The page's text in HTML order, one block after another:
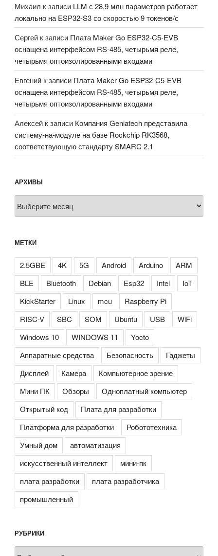
Михаил к записи LLM с 28,9 млн параметров работает
локально на ESP32-S3 со скоростью 9 токенов/с
Сергей к записи Плата Maker Go ESP32-C5-EVB
оснащена интерфейсом RS-485, четырьмя реле,
четырьмя оптоизолированными входами
Евгений к записи Плата Maker Go ESP32-C5-EVB
оснащена интерфейсом RS-485, четырьмя реле,
четырьмя оптоизолированными входами
Алексей к записи Компания Geniatech представила
систему-на-модуле на базе Rockchip RK3568,
соответствующую стандарту SMARC 2.1
АРХИВЫ
МЕТКИ
2.5GBE 4K 5G Android Arduino
ARM
BLE
Bluetooth Debian Esp32 Intel
IoT
KickStarter
Linux mcu
Raspberry Pi
RISC-V
SBC SOM Ubuntu USB
WiFi
Windows 10
WINDOWS 11
Yocto
Аппаратные средства
Безопасность
Гаджеты
Дисплей
Камера
Компьютерное зрение
Мини ПК
Обзоры
Одноплатный компьютер
Открытый код
Плата для разработки
Платформа для разработки
Робототехника
Умный дом
автоматизация
искусственный интеллект
мини-пк
плата разработки
плата разработчика
промышленный
РУБРИКИ